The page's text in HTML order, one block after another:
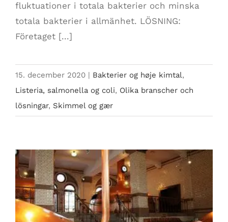
fluktuationer i totala bakterier och minska
totala bakterier i allmänhet. LÖSNING:
Företaget [...]
15. december 2020 | Bakterier og høje kimtal,
Listeria, salmonella og coli, Olika branscher och
lösningar, Skimmel og gær
Bryggeriet använder ozon för dekontaminering av rör